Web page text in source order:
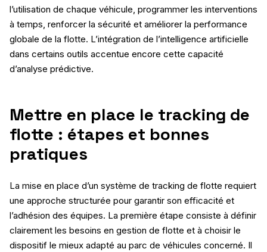
l’utilisation de chaque véhicule, programmer les interventions
à temps, renforcer la sécurité et améliorer la performance
globale de la flotte. L’intégration de l’intelligence artificielle
dans certains outils accentue encore cette capacité
d’analyse prédictive.
Mettre en place le tracking de
flotte : étapes et bonnes
pratiques
La mise en place d’un système de tracking de flotte requiert
une approche structurée pour garantir son efficacité et
l’adhésion des équipes. La première étape consiste à définir
clairement les besoins en gestion de flotte et à choisir le
dispositif le mieux adapté au parc de véhicules concerné. Il